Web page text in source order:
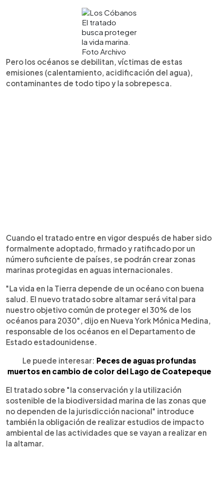
El tratado
busca proteger
la vida marina.
Foto Archivo
Pero los océanos se debilitan, víctimas de estas
emisiones (calentamiento, acidificación del agua),
contaminantes de todo tipo y la sobrepesca.
Cuando el tratado entre en vigor después de haber sido
formalmente adoptado, firmado y ratificado por un
número suficiente de países, se podrán crear zonas
marinas protegidas en aguas internacionales.
"La vida en la Tierra depende de un océano con buena
salud. El nuevo tratado sobre altamar será vital para
nuestro objetivo común de proteger el 30% de los
océanos para 2030", dijo en Nueva York Mónica Medina,
responsable de los océanos en el Departamento de
Estado estadounidense.
Le puede interesar: Peces de aguas profundas
muertos en cambio de color del Lago de Coatepeque
El tratado sobre "la conservación y la utilización
sostenible de la biodiversidad marina de las zonas que
no dependen de la jurisdicción nacional" introduce
también la obligación de realizar estudios de impacto
ambiental de las actividades que se vayan a realizar en
la altamar.